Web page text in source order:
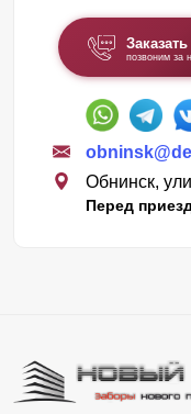
позвоним за
Обнинск,
Перед